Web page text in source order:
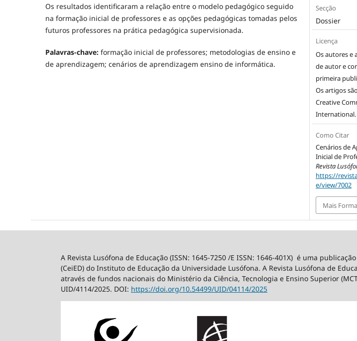
Os resultados identificaram a relação entre o modelo pedagógico seguido
na formação inicial de professores e as opções pedagógicas tomadas pelos
futuros professores na prática pedagógica supervisionada.
Palavras-chave: formação inicial de professores; metodologias de ensino e
de aprendizagem; cenários de aprendizagem ensino de informática.
Secção
Dossier
Licença
Os autores e
de autor e
primeira
Os artigos
Creative
International.
Como Citar
Cenários de
Inicial de
Revista
https://
e/view/7002
Mais
A Revista Lusófona de Educação (ISSN: 1645-7250 /E ISSN: 1646-401X) é uma
(CeiED) do Instituto de Educação da Universidade Lusófona. A Revista Lusófona de
através de fundos nacionais do Ministério da Ciência, Tecnologia e Ensino Superior
UID/4114/2025. DOI: https://doi.org/10.54499/UID/04114/2025